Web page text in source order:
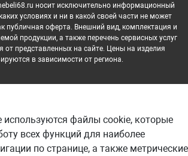
носит исключительно информационный
условиях и ни в какой своей части не может
публичная оферта. Внешний вид, комплектация и
продукции, а также перечень сервисных услуг
от представленных на сайте. Цены на изделия
в зависимости от региона.
используются файлы cookie, которые
всех функций для наиболее
по странице, а также метрические